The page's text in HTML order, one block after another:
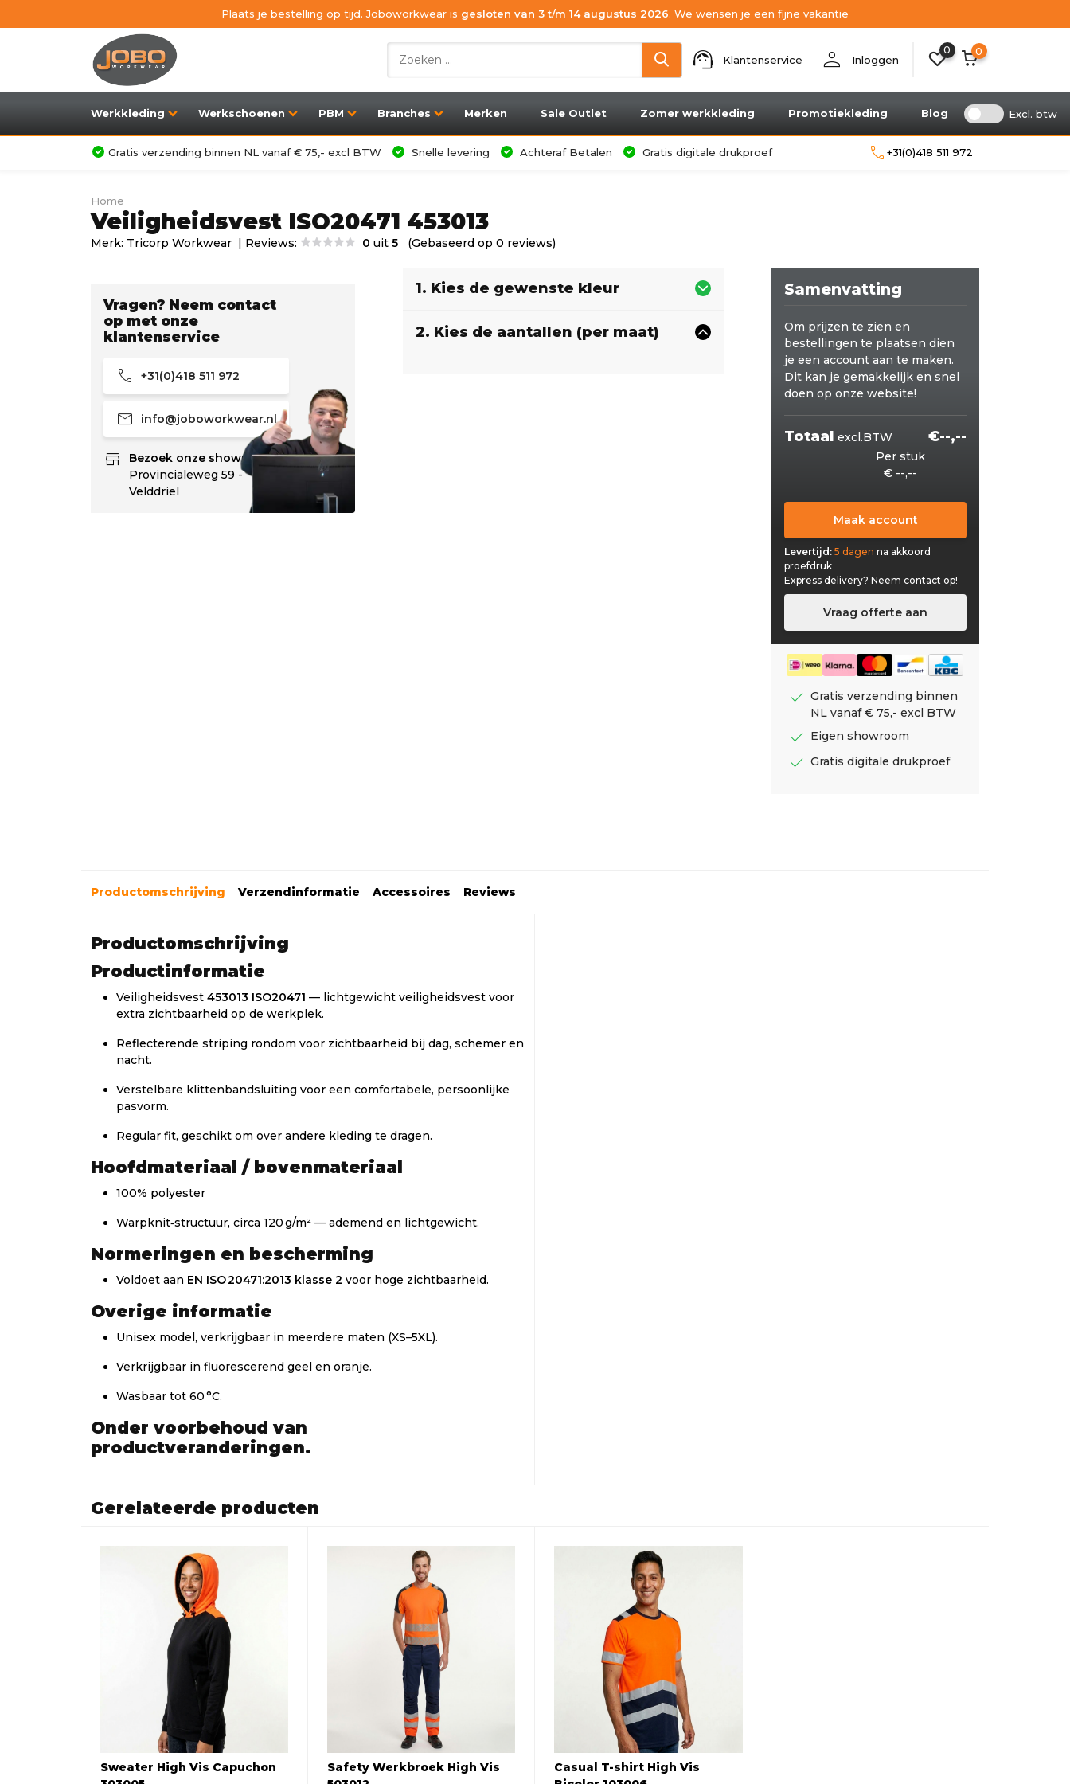
Plaats je bestelling op tijd. Joboworkwear is gesloten van 3 t/m 14 augustus 2026. We wensen je een fijne vakantie
support_agent Klantenservice person Inloggen
0 0
Werkkleding Werkschoenen PBM Branches Merken Sale Outlet Zomer werkkleding Promotiekleding Blog Excl. btw
Gratis verzending binnen NL vanaf € 75,- excl BTW Snelle levering Achteraf Betalen Gratis digitale drukproef call +31(0)418 511 972
Home
Veiligheidsvest ISO20471 453013
Merk: Tricorp Workwear | Reviews: 0 uit 5 (Gebaseerd op 0 reviews)
Vragen? Neem contact
op met onze
klantenservice
call +31(0)418 511 972
mail info@joboworkwear.nl
store
Bezoek onze showroom:
Provincialeweg 59 -
Velddriel
1. Kies de gewenste kleur
2. Kies de aantallen (per maat)
Samenvatting
Om prijzen te zien en
bestellingen te plaatsen dien
je een account aan te maken.
Dit kan je gemakkelijk en snel
doen op onze website!
Totaal excl.BTW €--,--
Per stuk
€ --,--
Maak account
Levertijd: 5 dagen na akkoord
proefdruk
Express delivery? Neem contact op!
Vraag offerte aan
check Gratis verzending binnen
NL vanaf € 75,- excl BTW
check Eigen showroom
check Gratis digitale drukproef
Productomschrijving Verzendinformatie Accessoires Reviews
Productomschrijving
Productinformatie
Veiligheidsvest 453013 ISO20471 — lichtgewicht veiligheidsvest voor
extra zichtbaarheid op de werkplek.
Reflecterende striping rondom voor zichtbaarheid bij dag, schemer en
nacht.
Verstelbare klittenbandsluiting voor een comfortabele, persoonlijke
pasvorm.
Regular fit, geschikt om over andere kleding te dragen.
Hoofdmateriaal / bovenmateriaal
100% polyester
Warpknit‑structuur, circa 120 g/m² — ademend en lichtgewicht.
Normeringen en bescherming
Voldoet aan EN ISO 20471:2013 klasse 2 voor hoge zichtbaarheid.
Overige informatie
Unisex model, verkrijgbaar in meerdere maten (XS–5XL).
Verkrijgbaar in fluorescerend geel en oranje.
Wasbaar tot 60 °C.
Onder voorbehoud van
productveranderingen.
Gerelateerde producten
Sweater High Vis Capuchon
Safety Werkbroek High Vis
Casual T-shirt High Vis